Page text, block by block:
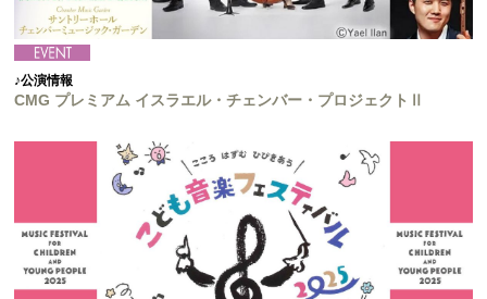
♪公演情報
CMG プレミアム イスラエル・チェンバー・プロジェクトⅡ